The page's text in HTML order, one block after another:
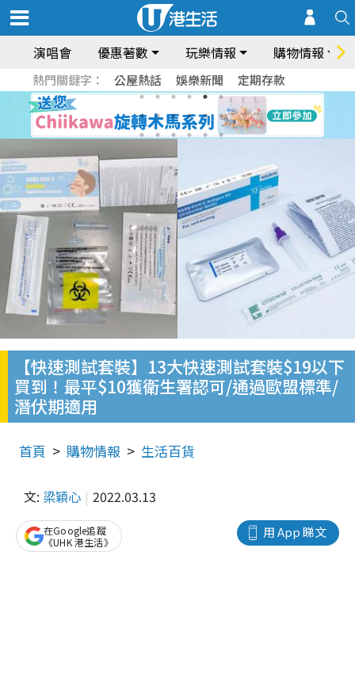
演唱會 優惠著數 玩樂情報 購物情報
熱門關鍵字： 公屋熱話 娛樂新聞 定期存款
【快速測試套裝】13大快速測試套裝$19以下
買到！最平$10獲衛生署認可/通過歐盟標準/
潛伏期適用
首頁 購物情報 生活百貨
文: 梁穎心 2022.03.13
用 App 睇文
在Google追蹤
《UHK 港生活》